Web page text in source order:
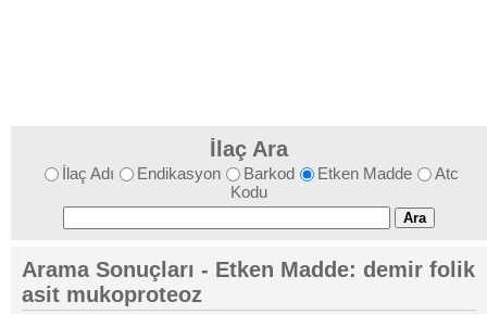
İlaç Ara
İlaç Adı Endikasyon Barkod Etken Madde
Atc
Kodu
Arama Sonuçları - Etken Madde: demir folik
asit mukoproteoz